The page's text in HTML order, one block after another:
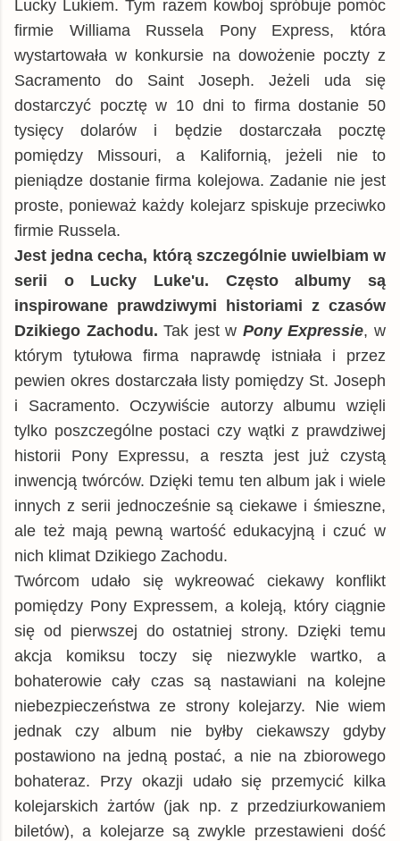
Lucky Lukiem. Tym razem kowboj spróbuje pomóc
firmie Williama Russela Pony Express, która
wystartowała w konkursie na dowożenie poczty z
Sacramento do Saint Joseph. Jeżeli uda się
dostarczyć pocztę w 10 dni to firma dostanie 50
tysięcy dolarów i będzie dostarczała pocztę
pomiędzy Missouri, a Kalifornią, jeżeli nie to
pieniądze dostanie firma kolejowa. Zadanie nie jest
proste, ponieważ każdy kolejarz spiskuje przeciwko
firmie Russela.
Jest jedna cecha, którą szczególnie uwielbiam w
serii o Lucky Luke'u. Często albumy są
inspirowane prawdziwymi historiami z czasów
Dzikiego Zachodu.Tak jest w Pony Expressie, w
którym tytułowa firma naprawdę istniała i przez
pewien okres dostarczała listy pomiędzy St. Joseph
i Sacramento. Oczywiście autorzy albumu wzięli
tylko poszczególne postaci czy wątki z prawdziwej
historii Pony Expressu, a reszta jest już czystą
inwencją twórców. Dzięki temu ten album jak i wiele
innych z serii jednocześnie są ciekawe i śmieszne,
ale też mają pewną wartość edukacyjną i czuć w
nich klimat Dzikiego Zachodu.
Twórcom udało się wykreować ciekawy konflikt
pomiędzy Pony Expressem, a koleją, który ciągnie
się od pierwszej do ostatniej strony. Dzięki temu
akcja komiksu toczy się niezwykle wartko, a
bohaterowie cały czas są nastawiani na kolejne
niebezpieczeństwa ze strony kolejarzy. Nie wiem
jednak czy album nie byłby ciekawszy gdyby
postawiono na jedną postać, a nie na zbiorowego
bohateraz. Przy okazji udało się przemycić kilka
kolejarskich żartów (jak np. z przedziurkowaniem
biletów), a kolejarze są zwykle przestawieni dość